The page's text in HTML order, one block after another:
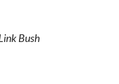
Bush